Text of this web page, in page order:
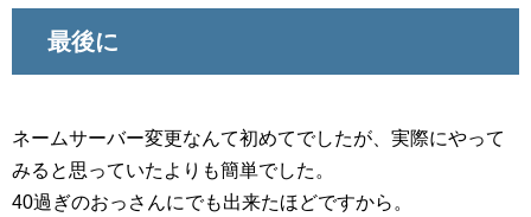
最後に
ネームサーバー変更なんて初めてでしたが、実際にやって
みると思っていたよりも簡単でした。
40過ぎのおっさんにでも出来たほどですから。